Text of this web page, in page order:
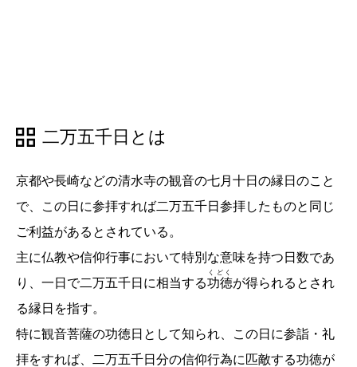
二万五千日とは
京都や長崎などの清水寺の観音の七月十日の縁日のこと
で、この日に参拝すれば二万五千日参拝したものと同じ
ご利益があるとされている。
主に仏教や信仰行事において特別な意味を持つ日数であ
り、一日で二万五千日に相当する功徳
くどく
が得られるとされ
る縁日を指す。
特に観音菩薩の功徳日として知られ、この日に参詣・礼
拝をすれば、二万五千日分の信仰行為に匹敵する功徳が